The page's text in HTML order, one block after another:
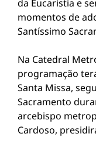
da Eucaristia e
momentos de
Santíssimo
Na Catedral
programação
Santa Missa,
Sacramento
arcebispo
Cardoso,